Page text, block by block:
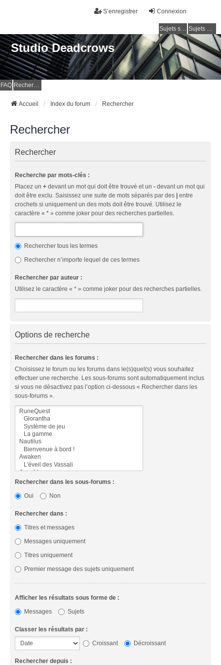
Connexion
S’enregistrer
Sujets sans réponse Sujets actifs
Studio Deadcrows
FAQ Rechercher
Accueil Index du forum Rechercher
Rechercher
Rechercher
Recherche par mots-clés :
Placez un + devant un mot qui doit être trouvé et un - devant un mot qui
doit être exclu. Saisissez une suite de mots séparés par des | entre
crochets si uniquement un des mots doit être trouvé. Utilisez le
caractère « * » comme joker pour des recherches partielles.
Rechercher tous les termes
Rechercher n’importe lequel de ces termes
Rechercher par auteur :
Utilisez le caractère « * » comme joker pour des recherches partielles.
Options de recherche
Rechercher dans les forums :
Choisissez le forum ou les forums dans le(s)quel(s) vous souhaitez
effectuer une recherche. Les sous-forums sont automatiquement inclus
si vous ne désactivez pas l’option ci-dessous « Rechercher dans les
sous-forums ».
Rechercher dans les sous-forums :
Oui
Non
Rechercher dans :
Titres et messages
Messages uniquement
Titres uniquement
Premier message des sujets uniquement
Afficher les résultats sous forme de :
Messages
Sujets
Classer les résultats par :
Croissant
Décroissant
Rechercher depuis :